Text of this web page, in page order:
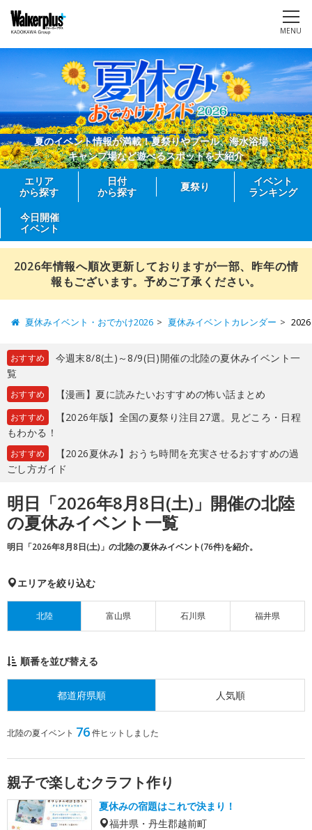
MENU
夏のイベント情報が満載！夏祭りやプール、海水浴場、
キャンプ場など遊べるスポットを大紹介
エリア
から探す
日付
から探す
夏祭り
イベント
ランキング
今日開催
イベント
2026年情報へ順次更新しておりますが一部、昨年の情
報もございます。予めご了承ください。
夏休みイベント・おでかけ2026 夏休みイベントカレンダー
おすすめ
今週末8/8(土)～8/9(日)開催の北陸の夏休みイベント一
覧
おすすめ 【漫画】夏に読みたいおすすめの怖い話まとめ
おすすめ
【2026年版】全国の夏祭り注目27選。見どころ・日程
もわかる！
おすすめ
【2026夏休み】おうち時間を充実させるおすすめの過
ごし方ガイド
明日「2026年8月8日(土)」開催の北陸
の夏休みイベント一覧
明日「2026年8月8日(土)」の北陸の夏休みイベント(76件)を紹介。
エリアを絞り込む
北陸 富山県 石川県 福井県
順番を並び替える
都道府県順 人気順
北陸の夏イベント 76件ヒットしました
親子で楽しむクラフト作り
夏休みの宿題はこれで決まり！
福井県・丹生郡越前町